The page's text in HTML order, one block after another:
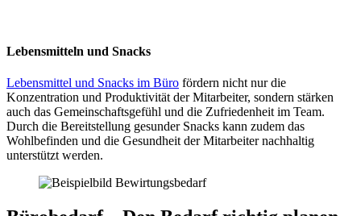
Lebensmitteln und Snacks
Lebensmittel und Snacks im Büro fördern nicht nur die
Konzentration und Produktivität der Mitarbeiter, sondern stärken
auch das Gemeinschaftsgefühl und die Zufriedenheit im Team.
Durch die Bereitstellung gesunder Snacks kann zudem das
Wohlbefinden und die Gesundheit der Mitarbeiter nachhaltig
unterstützt werden.